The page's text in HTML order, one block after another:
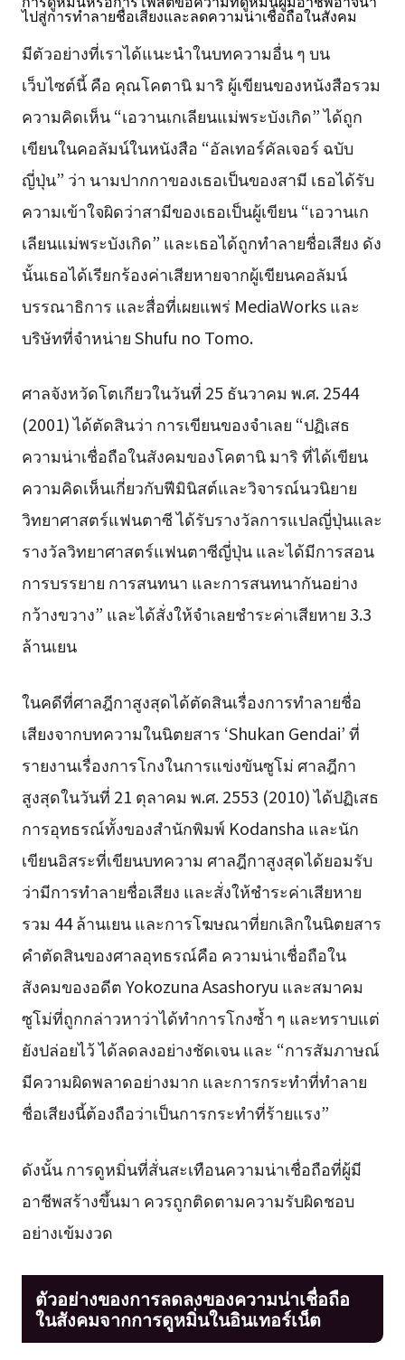
ไปสู่การทำลายชื่อเสียงและลดความน่าเชื่อถือในสังคม
มีตัวอย่างที่เราได้แนะนำในบทความอื่น ๆ บน
เว็บไซต์นี้ คือ คุณโคตานิ มาริ ผู้เขียนของหนังสือรวม
ความคิดเห็น “เอวานเกเลียนแม่พระบังเกิด” ได้ถูก
เขียนในคอลัมน์ในหนังสือ “อัลเทอร์คัลเจอร์ ฉบับ
ญี่ปุ่น” ว่า นามปากกาของเธอเป็นของสามี เธอได้รับ
ความเข้าใจผิดว่าสามีของเธอเป็นผู้เขียน “เอวานเก
เลียนแม่พระบังเกิด” และเธอได้ถูกทำลายชื่อเสียง ดัง
นั้นเธอได้เรียกร้องค่าเสียหายจากผู้เขียนคอลัมน์
บรรณาธิการ และสื่อที่เผยแพร่ MediaWorks และ
บริษัทที่จำหน่าย Shufu no Tomo.
ศาลจังหวัดโตเกียวในวันที่ 25 ธันวาคม พ.ศ. 2544
(2001) ได้ตัดสินว่า การเขียนของจำเลย “ปฏิเสธ
ความน่าเชื่อถือในสังคมของโคตานิ มาริ ที่ได้เขียน
ความคิดเห็นเกี่ยวกับฟีมินิสต์และวิจารณ์นวนิยาย
วิทยาศาสตร์แฟนตาซี ได้รับรางวัลการแปลญี่ปุ่นและ
รางวัลวิทยาศาสตร์แฟนตาซีญี่ปุ่น และได้มีการสอน
การบรรยาย การสนทนา และการสนทนากันอย่าง
กว้างขวาง” และได้สั่งให้จำเลยชำระค่าเสียหาย 3.3
ล้านเยน
ในคดีที่ศาลฎีกาสูงสุดได้ตัดสินเรื่องการทำลายชื่อ
เสียงจากบทความในนิตยสาร ‘Shukan Gendai’ ที่
รายงานเรื่องการโกงในการแข่งขันซูโม่ ศาลฎีกา
สูงสุดในวันที่ 21 ตุลาคม พ.ศ. 2553 (2010) ได้ปฏิเสธ
การอุทธรณ์ทั้งของสำนักพิมพ์ Kodansha และนัก
เขียนอิสระที่เขียนบทความ ศาลฎีกาสูงสุดได้ยอมรับ
ว่ามีการทำลายชื่อเสียง และสั่งให้ชำระค่าเสียหาย
รวม 44 ล้านเยน และการโฆษณาที่ยกเลิกในนิตยสาร
คำตัดสินของศาลอุทธรณ์คือ ความน่าเชื่อถือใน
สังคมของอดีต Yokozuna Asashoryu และสมาคม
ซูโม่ที่ถูกกล่าวหาว่าได้ทำการโกงซ้ำ ๆ และทราบแต่
ยังปล่อยไว้ ได้ลดลงอย่างชัดเจน และ “การสัมภาษณ์
มีความผิดพลาดอย่างมาก และการกระทำที่ทำลาย
ชื่อเสียงนี้ต้องถือว่าเป็นการกระทำที่ร้ายแรง”
ดังนั้น การดูหมิ่นที่สั่นสะเทือนความน่าเชื่อถือที่ผู้มี
อาชีพสร้างขึ้นมา ควรถูกติดตามความรับผิดชอบ
อย่างเข้มงวด
ตัวอย่างของการลดลงของความน่าเชื่อถือ
ในสังคมจากการดูหมิ่นในอินเทอร์เน็ต